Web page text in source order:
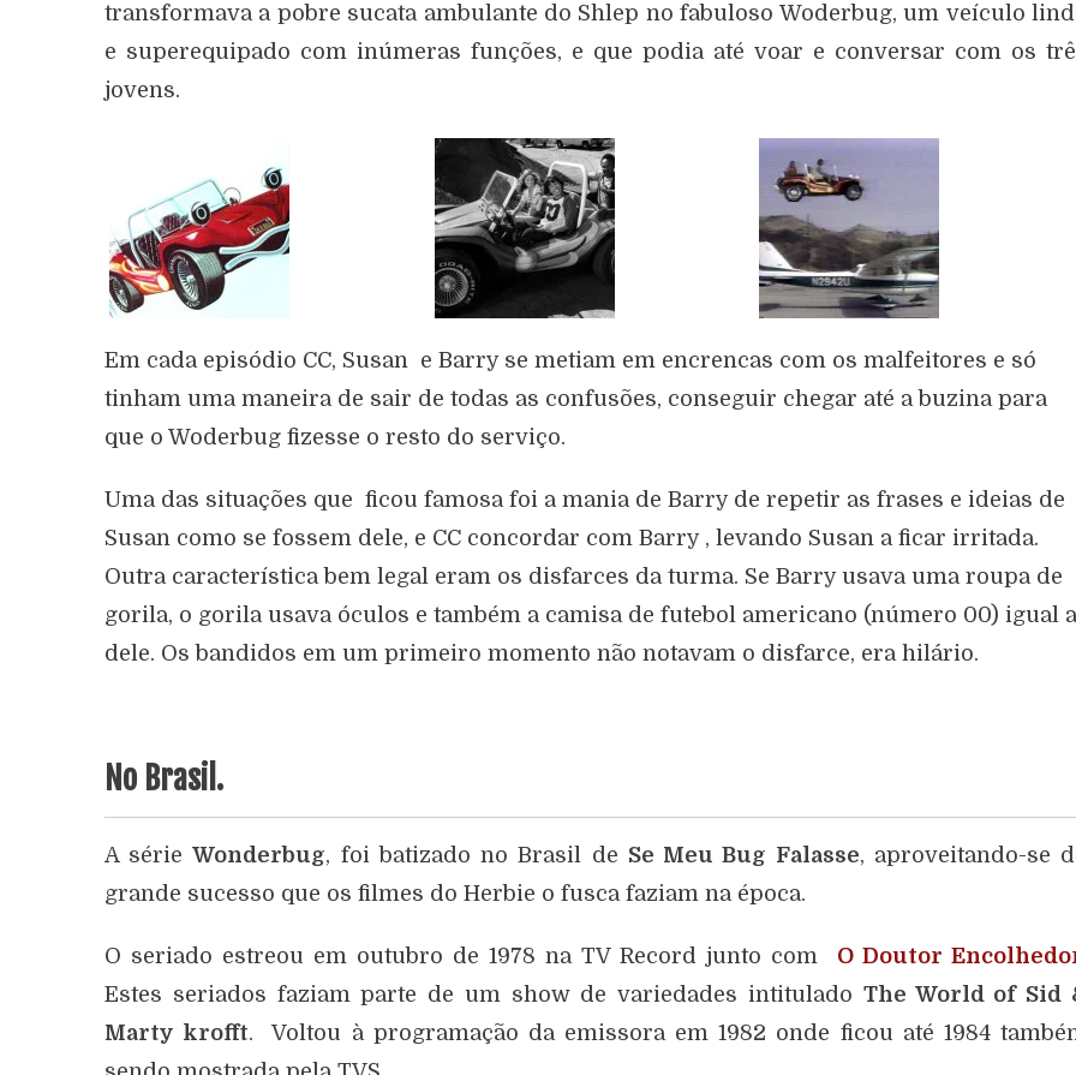
transformava a pobre sucata ambulante do Shlep no fabuloso Woderbug, um veículo
e superequipado com inúmeras funções, e que podia até voar e conversar com os
jovens.
Em cada episódio CC, Susan e Barry se metiam em encrencas com os malfeitores e só
tinham uma maneira de sair de todas as confusões, conseguir chegar até a buzina para
que o Woderbug fizesse o resto do serviço.
Uma das situações que ficou famosa foi a mania de Barry de repetir as frases e ideias de
Susan como se fossem dele, e CC concordar com Barry , levando Susan a ficar irritada.
Outra característica bem legal eram os disfarces da turma. Se Barry usava uma roupa de
gorila, o gorila usava óculos e também a camisa de futebol americano (número 00) igual a
dele. Os bandidos em um primeiro momento não notavam o disfarce, era hilário.
No Brasil.
A sérieWonderbug, foi batizado no Brasil de Se Meu Bug Falasse, aproveitando-se
grande sucesso que os filmes do Herbie o fusca faziam na época.
O seriado estreou em outubro de 1978 na TV Record junto com O Doutor
Estes seriados faziam parte de um show de variedades intitulado The World of Sid
Marty krofft. Voltou à programação da emissora em 1982 onde ficou até 1984